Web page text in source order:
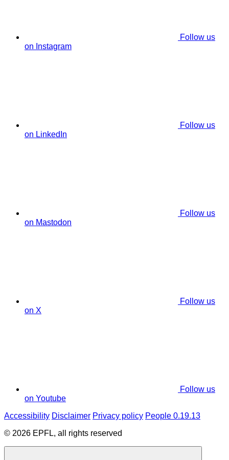
Follow us
on Instagram
Follow us
on LinkedIn
Follow us
on Mastodon
Follow us
on X
Follow us
on Youtube
Accessibility Disclaimer Privacy policy People 0.19.13
© 2026 EPFL, all rights reserved